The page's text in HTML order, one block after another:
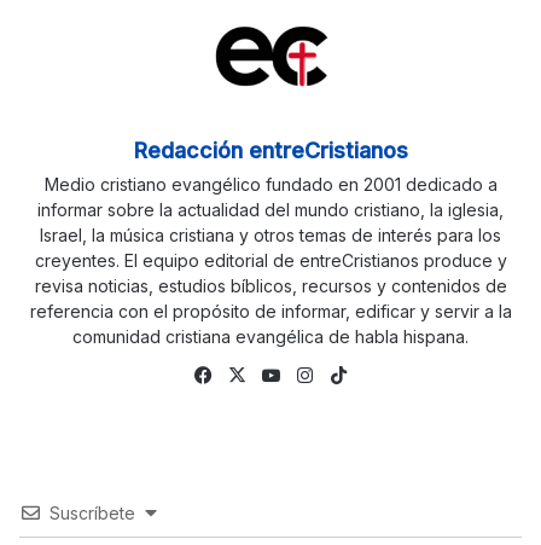
Redacción entreCristianos
Medio cristiano evangélico fundado en 2001 dedicado a
informar sobre la actualidad del mundo cristiano, la iglesia,
Israel, la música cristiana y otros temas de interés para los
creyentes. El equipo editorial de entreCristianos produce y
revisa noticias, estudios bíblicos, recursos y contenidos de
referencia con el propósito de informar, edificar y servir a la
comunidad cristiana evangélica de habla hispana.
Fa
X
Yo
Ins
Suscríbete